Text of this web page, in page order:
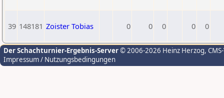
39 148181 Zoister Tobias 0 0 0 0 0
Der Schachturnier-Ergebnis-Server© 2006-2026 Heinz Herzog,
Impressum / Nutzungsbedingungen